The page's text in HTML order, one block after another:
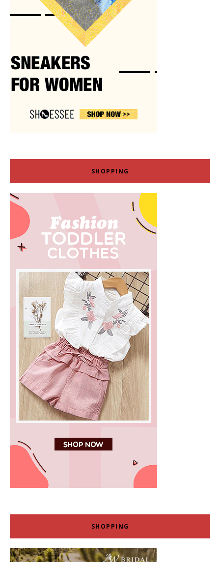
SHOPPING
SHOPPING